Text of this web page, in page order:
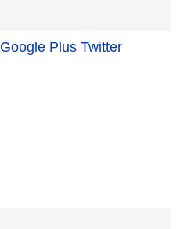
Google Plus Twitter